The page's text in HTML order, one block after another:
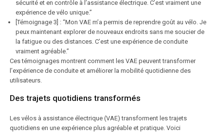
sécurité et en contrôle à l’assistance électrique. C’est vraiment une
expérience de vélo unique.”
[Témoignage 3] : “Mon VAE m’a permis de reprendre goût au vélo. Je
peux maintenant explorer de nouveaux endroits sans me soucier de
la fatigue ou des distances. C’est une expérience de conduite
vraiment agréable.”
Ces témoignages montrent comment les VAE peuvent transformer
l’expérience de conduite et améliorer la mobilité quotidienne des
utilisateurs.
Des trajets quotidiens transformés
Les vélos à assistance électrique (VAE) transforment les trajets
quotidiens en une expérience plus agréable et pratique. Voici